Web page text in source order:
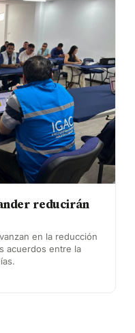
reducirán
en la reducción
acuerdos entre la